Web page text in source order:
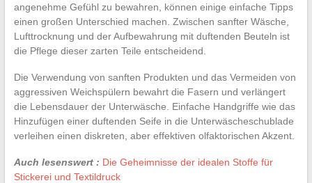
angenehme Gefühl zu bewahren, können einige einfache Tipps
einen großen Unterschied machen. Zwischen sanfter Wäsche,
Lufttrocknung und der Aufbewahrung mit duftenden Beuteln ist
die Pflege dieser zarten Teile entscheidend.
Die Verwendung von sanften Produkten und das Vermeiden von
aggressiven Weichspülern bewahrt die Fasern und verlängert
die Lebensdauer der Unterwäsche. Einfache Handgriffe wie das
Hinzufügen einer duftenden Seife in die Unterwäscheschublade
verleihen einen diskreten, aber effektiven olfaktorischen Akzent.
Auch lesenswert : Die Geheimnisse der idealen Stoffe für
Stickerei und Textildruck